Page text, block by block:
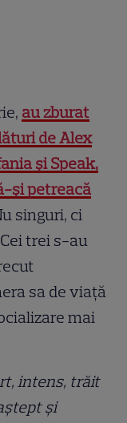
au zburat
de Alex
și Speak,
și petreacă
singuri, ci
trei s-au
sa de viață
mai
intens, trăit
și